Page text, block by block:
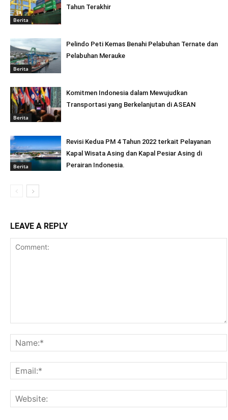
Berita
Tahun Terakhir
Berita
Pelindo Peti Kemas Benahi Pelabuhan Ternate dan
Pelabuhan Merauke
Berita
Komitmen Indonesia dalam Mewujudkan
Transportasi yang Berkelanjutan di ASEAN
Berita
Revisi Kedua PM 4 Tahun 2022 terkait Pelayanan
Kapal Wisata Asing dan Kapal Pesiar Asing di
Perairan Indonesia.
LEAVE A REPLY